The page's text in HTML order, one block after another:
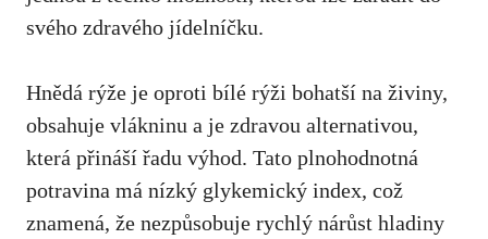
svého zdravého jídelníčku.
Hnědá rýže je oproti bílé rýži bohatší na⁣ živiny,⁤
obsahuje vlákninu a je zdravou alternativou,
která přináší řadu výhod. ‌Tato plnohodnotná
potravina ⁤má nízký glykemický index, což
znamená, že nezpůsobuje rychlý nárůst hladiny